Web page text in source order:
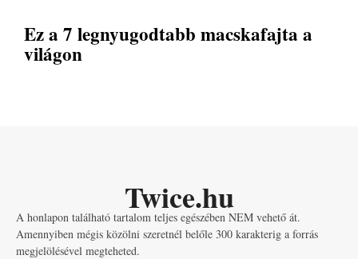
Ez a 7 legnyugodtabb macskafajta a
világon
Twice.hu
A honlapon található tartalom teljes egészében NEM vehető át.
Amennyiben mégis közölni szeretnél belőle 300 karakterig a forrás
megjelölésével megteheted.